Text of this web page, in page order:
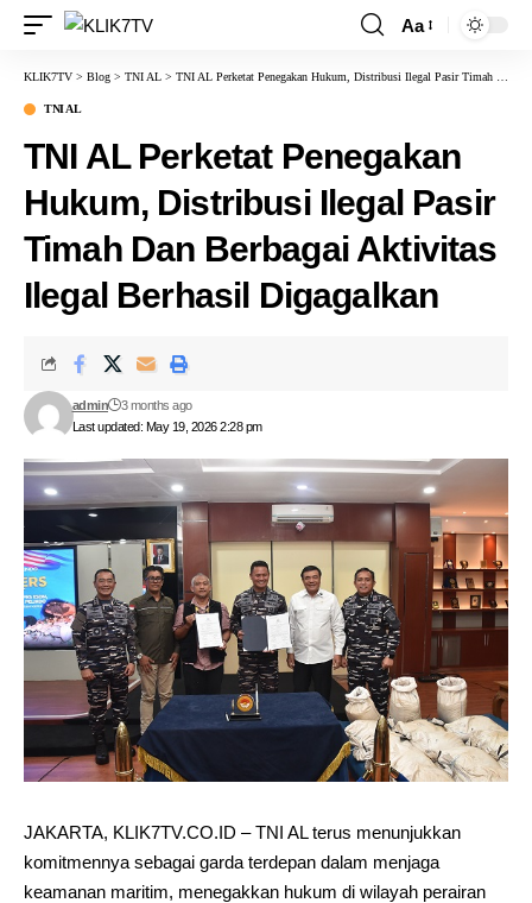
Aa
KLIK7TV > Blog > TNI AL > TNI AL Perketat Penegakan Hukum, Distribusi Ilegal Pasir Timah Dan Berbagai Aktivitas Ilegal Berhasil Digagalkan
TNI AL
TNI AL Perketat Penegakan
Hukum, Distribusi Ilegal Pasir
Timah Dan Berbagai Aktivitas
Ilegal Berhasil Digagalkan
Last updated: May 19, 2026 2:28 pm
admin 3 months ago
JAKARTA, KLIK7TV.CO.ID – TNI AL terus menunjukkan
komitmennya sebagai garda terdepan dalam menjaga
keamanan maritim, menegakkan hukum di wilayah perairan